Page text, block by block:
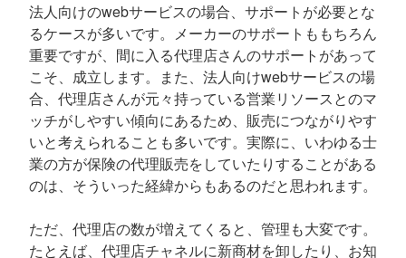
法人向けのwebサービスの場合、サポートが必要とな
るケースが多いです。メーカーのサポートももちろん
重要ですが、間に入る代理店さんのサポートがあって
こそ、成立します。また、法人向けwebサービスの場
合、代理店さんが元々持っている営業リソースとのマ
ッチがしやすい傾向にあるため、販売につながりやす
いと考えられることも多いです。実際に、いわゆる士
業の方が保険の代理販売をしていたりすることがある
のは、そういった経緯からもあるのだと思われます。
ただ、代理店の数が増えてくると、管理も大変です。
たとえば、代理店チャネルに新商材を卸したり、お知